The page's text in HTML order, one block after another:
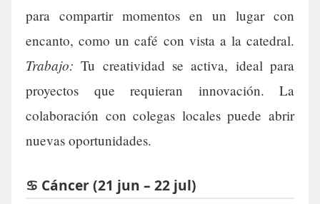
para compartir momentos en un lugar con
encanto, como un café con vista a la catedral.
Trabajo: Tu creatividad se activa, ideal para
proyectos que requieran innovación. La
colaboración con colegas locales puede abrir
nuevas oportunidades.
♋ Cáncer (21 jun – 22 jul)